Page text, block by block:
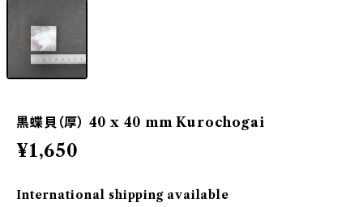
黒蝶貝（厚） 40 x 40 mm Kurochogai
¥1,650
International shipping available